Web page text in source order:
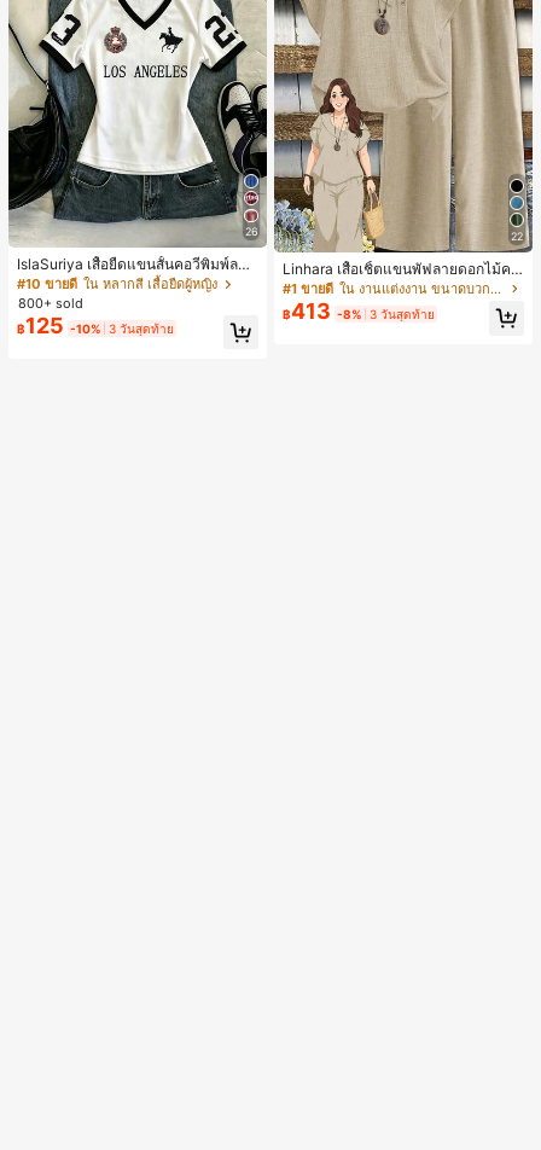
26
IslaSuriya เสื้อยืดแขนสั้นคอวีพิมพ์ลาย
สีตัดกันสำหรับผู้หญิง
#10 ขายดี ใน หลากสี เสื้อยืดผู้หญิง
800+ sold
฿125 -10% 3 วันสุดท้าย
22
Linhara เสื้อเชิ้ตแขนพัฟลายดอกไม้คอ
ปกไม่สมมาตรสำหรับผู้หญิงไซส์ใหญ่ +
กางเกงลำลองทรงหลวมเอวยางยืด 2 ชิ้
น สำหรับฤดูใบไม้ผลิ/ฤดูร้อน
#1 ขายดี ใน งานแต่งงาน ขนาดบวก Co-Ords
฿413 -8% 3 วันสุดท้าย